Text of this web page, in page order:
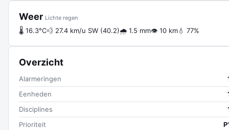
Weer Lichte regen
🌡 16.3°C💨 27.4 km/u SW (40.2)🌧 1.5 mm👁 10 km💧 77%
Overzicht
Alarmeringen
Eenheden
Disciplines
Prioriteit